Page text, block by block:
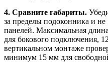
4. Сравните габариты.
за пределы подоконника и
панелей. Максимальная
для бокового подключения,
вертикальном монтаже
минимум 15 мм для